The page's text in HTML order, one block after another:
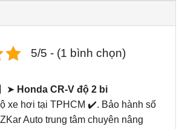
5/5 - (1 bình chọn)
➤ Honda CR-V độ 2 bi
xe hơi tại TPHCM ✔️. Bảo hành số
Auto trung tâm chuyên nâng